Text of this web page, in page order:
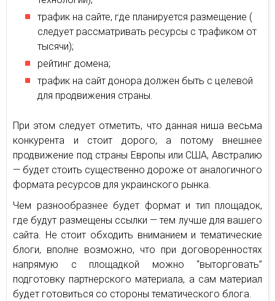
трафик на сайте, где планируется размещение (
следует рассматривать ресурсы с трафиком от
тысячи);
рейтинг домена;
трафик на сайт донора должен быть с целевой
для продвижения страны.
При этом следует отметить, что данная ниша весьма
конкурента и стоит дорого, а потому внешнее
продвижение под страны Европы или США, Австралию
— будет стоить существенно дороже от аналогичного
формата ресурсов для украинского рынка.
Чем разнообразнее будет формат и тип площадок,
где будут размещены ссылки — тем лучше для вашего
сайта. Не стоит обходить вниманием и тематические
блоги, вполне возможно, что при договоренностях
напрямую с площадкой можно “выторговать”
подготовку партнерского материала, а сам материал
будет готовиться со стороны тематического блога.